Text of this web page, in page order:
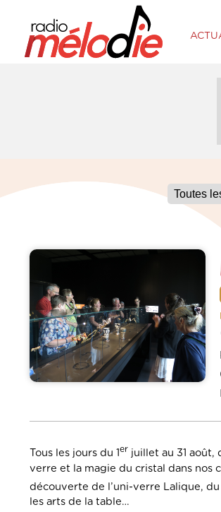
Tous les jours du 1er juillet au 31 août,
verre et la magie du cristal dans nos
découverte de l’uni-verre Lalique,
les arts de la table…